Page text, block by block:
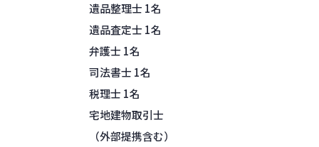
遺品整理士 1名
遺品査定士 1名
弁護士 1名
司法書士 1名
税理士 1名
宅地建物取引士
（外部提携含む）